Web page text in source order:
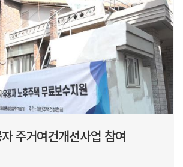
주거여건개선사업 참여